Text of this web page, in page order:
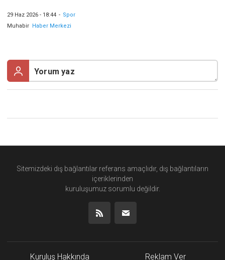
29 Haz 2026 - 18:44 - Spor
Muhabir
Haber Merkezi
Sitemizdeki dış bağlantılar referans amaçlıdır, dış bağlantıların
içeriklerinden
kuruluşumuz sorumlu değildir.
Kuruluş Hakkında Reklam Ver